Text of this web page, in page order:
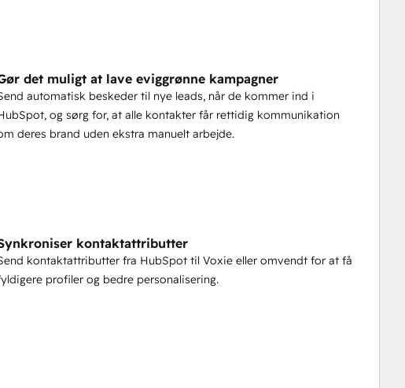
for at øge engagementet.
tværs af alle nationale franchisesteder.
for tone og overholdelse af regler.
det muligt at lave eviggrønne kampagner
automatisk beskeder til nye leads, når de kommer ind i
og sørg for, at alle kontakter får rettidig kommunikation
deres brand uden ekstra manuelt arbejde.
kontaktattributter
kontaktattributter fra HubSpot til Voxie eller omvendt for at få
profiler og bedre personalisering.